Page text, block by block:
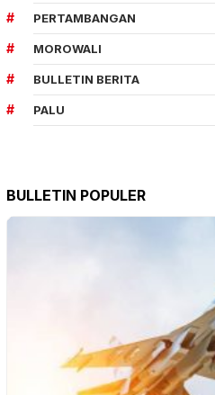
PERTAMBANGAN
MOROWALI
BULLETIN BERITA
PALU
BULLETIN POPULER